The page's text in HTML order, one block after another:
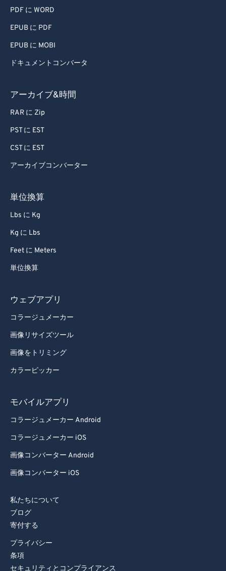
PDF に WORD
EPUB に PDF
EPUB に MOBI
ドキュメントコンバータ
アーカイブ&時間
RAR に Zip
PST に EST
CST に EST
アーカイブコンバーター
単位換算
Lbs に Kg
Kg に Lbs
Feet に Meters
単位換算
ウェブアプリ
コラージュメーカー
画像リサイズツール
画像をトリミング
カラーピッカー
モバイルアプリ
コラージュメーカー Android
コラージュメーカー iOS
画像コンバーター Android
画像コンバーター iOS
私たちについて
ブログ
寄付する
プライバシー
条項
セキュリティとコンプライアンス